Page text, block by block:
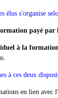
élus s'organise
payé par
à la
à ces deux
en lien avec